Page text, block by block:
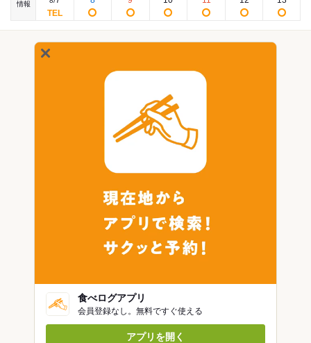
情報
食べログアプリ
会員登録なし。無料ですぐ使える
アプリを開く